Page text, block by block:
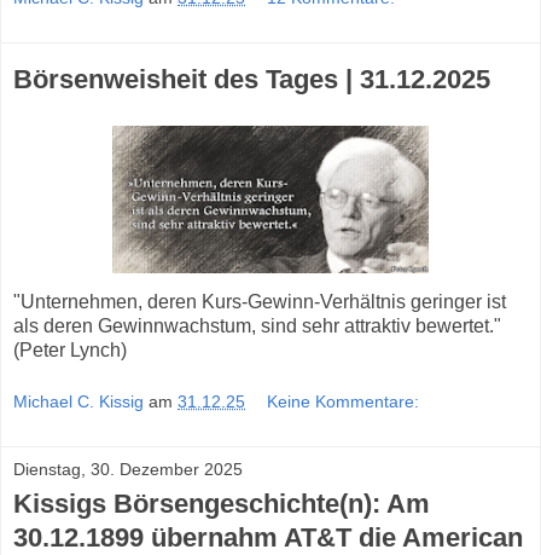
Börsenweisheit des Tages | 31.12.2025
"Unternehmen, deren Kurs-Gewinn-Verhältnis geringer ist
als deren Gewinnwachstum, sind sehr attraktiv bewertet."
(Peter Lynch)
Michael C. Kissig am 31.12.25 Keine Kommentare:
Dienstag, 30. Dezember 2025
Kissigs Börsengeschichte(n): Am
30.12.1899 übernahm AT&T die American